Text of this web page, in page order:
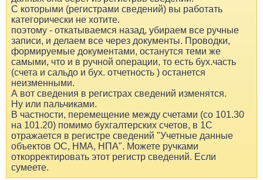
С которыми (регистрами сведений) вы работать
категорически не хотите.
поэтому - откатываемся назад, убираем все ручные
записи, и делаем все через документы. Проводки,
формируемые документами, останутся теми же
самыми, что и в ручной операции, то есть бух.часть
(счета и сальдо и бух. отчетность ) останется
неизменными.
А вот сведения в регистрах сведений изменятся.
Ну или пальчиками.
В частности, перемещение между счетами (со 101.30
на 101.20) помимо бухгалтерских счетов, в 1С
отражается в регистре сведений "Учетные данные
объектов ОС, НМА, НПА". Можете ручками
откорректировать этот регистр сведений. Если
сумеете.